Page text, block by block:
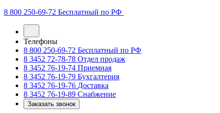
8 800 250-69-72 Бесплатный по РФ
Телефоны
8 800 250-69-72 Бесплатный по РФ
8 3452 72-78-78 Отдел продаж
8 3452 76-19-74 Приемная
8 3452 76-19-79 Бухгалтерия
8 3452 76-19-76 Доставка
8 3452 76-19-89 Снабжение
Заказать звонок